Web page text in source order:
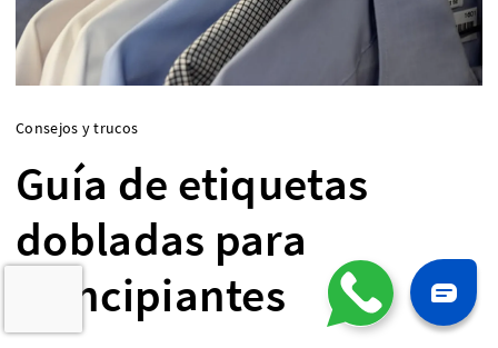
Consejos y trucos
Guía de etiquetas
dobladas para
principiantes